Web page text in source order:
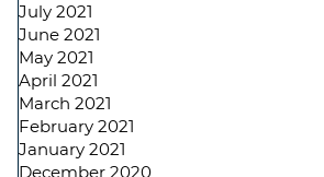
July 2021
June 2021
May 2021
April 2021
March 2021
February 2021
January 2021
December 2020